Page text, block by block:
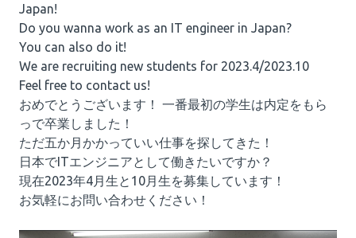
Japan!
Do you wanna work as an IT engineer in Japan?
You can also do it!
We are recruiting new students for 2023.4/2023.10
Feel free to contact us!
おめでとうございます！ 一番最初の学生は内定をもら
っで卒業しました！
ただ五か月かかっていい仕事を探してきた！
日本でITエンジニアとして働きたいですか？
現在2023年4月生と10月生を募集しています！
お気軽にお問い合わせください！